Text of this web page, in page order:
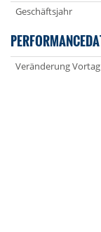
Geschäftsjahr
Veränderung Vortag